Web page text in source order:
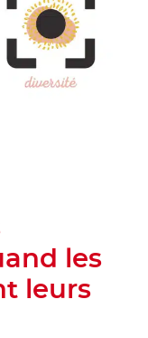
les
leurs